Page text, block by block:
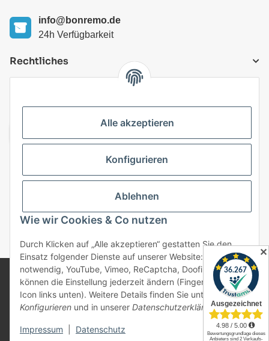
info@bonremo.de
24h Verfügbarkeit
Rechtliches
Vertrag widerrufen
* Alle Preise inkl. gesetzlicher USt., zzgl.Versand
© 2025 bonremo.de. Alle Rechte vorbehalten.
Alle verwendeten Markennamen u. Bezeichnungen sind
eingetragene Warenzeichen u. Marken der jeweiligen
Eigentümer. Sie dienen nur zur Verdeutlichung der
Kompatibilität unserer Produkte mit den Produkten
verschiedener Hersteller.
Alle akzeptieren
Konfigurieren
Ablehnen
Wie wir Cookies & Co nutzen
Durch Klicken auf „Alle akzeptieren“ gestatten Sie den
Einsatz folgender Dienste auf unserer Website: Technisch
notwendig, YouTube, Vimeo, ReCaptcha, Doofinder. Sie
können die Einstellung jederzeit ändern (Fingerabdruck-
Icon links unten). Weitere Details finden Sie unter
Konfigurieren und in unserer Datenschutzerklärung.
Impressum Datenschutz
✕